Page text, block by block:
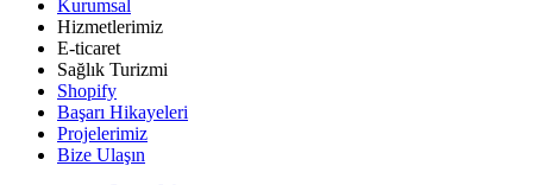
Kurumsal
Hizmetlerimiz
E-ticaret
Sağlık Turizmi
Shopify
Başarı Hikayeleri
Projelerimiz
Bize Ulaşın